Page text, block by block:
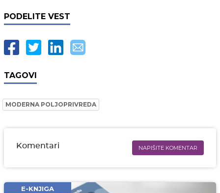
PODELITE VEST
TAGOVI
MODERNA POLJOPRIVREDA
Komentari NAPIŠITE KOMENTAR
Email* obavezno
E-KNJIGA